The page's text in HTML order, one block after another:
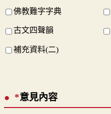
佛教難字字典
古文四聲韻
補充資料(二)
*意見內容